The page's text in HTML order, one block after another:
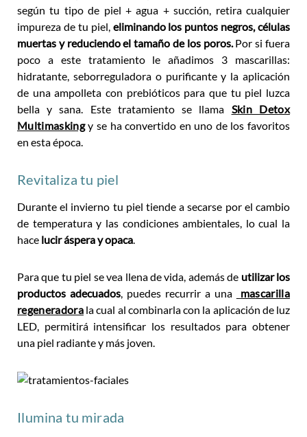
según tu tipo de piel + agua + succión, retira cualquier
impureza de tu piel, eliminando los puntos negros, células
muertas y reduciendo el tamaño de los poros.Por si fuera
poco aeste tratamiento le añadimos 3 mascarillas:
hidratante, seborreguladora o purificante y la aplicación
de una ampolleta con prebióticos para que tu piel luzca
bella y sana. Este tratamiento se llama Skin Detox
Multimaskingy se ha convertido en uno de los favoritos
en esta época.
Revitaliza tu piel
Durante el invierno tu piel tiende a secarse por el cambio
de temperatura y las condiciones ambientales, lo cual la
hace lucir áspera y opaca.
Para que tu piel se vea llena de vida, además de utilizar los
productos adecuados, puedes recurrir a una
mascarilla
regeneradorala cual al combinarla con la aplicación de luz
LED, permitirá intensificar los resultados para obtener
una piel radiante y más joven.
Ilumina tu mirada